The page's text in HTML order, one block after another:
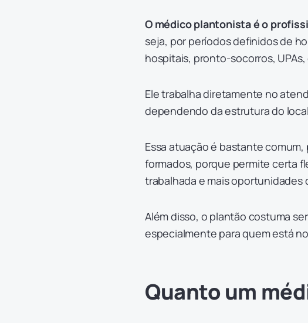
O médico plantonista é o
seja, por períodos definidos de
hospitais, pronto-socorros,
Ele trabalha diretamente no
dependendo da estrutura do
Essa atuação é bastante
formados, porque permite certa
trabalhada e mais oportunidades
Além disso, o plantão costuma
especialmente para quem está
Quanto um